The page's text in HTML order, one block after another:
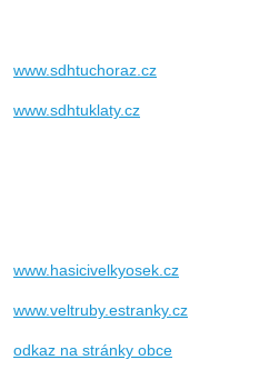
www.sdhtuchoraz.cz
www.sdhtuklaty.cz
www.hasicivelkyosek.cz
www.veltruby.estranky.cz
odkaz na stránky obce